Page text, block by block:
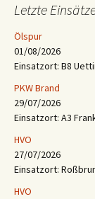
Letzte
Ölspur
01/08/2026
Einsatzort: B8
PKW Brand
29/07/2026
Einsatzort: A3
HVO
27/07/2026
Einsatzort:
HVO